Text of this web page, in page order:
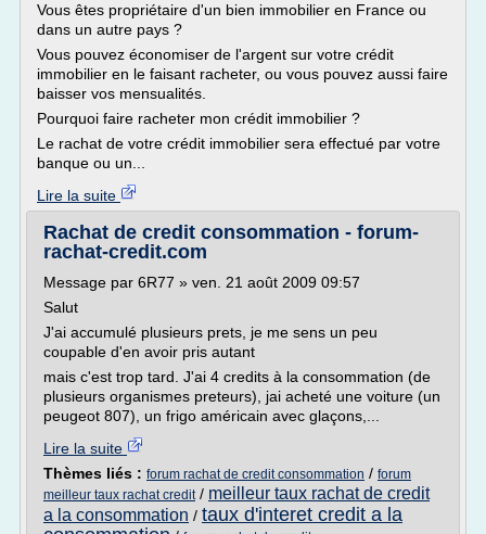
Vous êtes propriétaire d'un bien immobilier en France ou
dans un autre pays ?
Vous pouvez économiser de l'argent sur votre crédit
immobilier en le faisant racheter, ou vous pouvez aussi faire
baisser vos mensualités.
Pourquoi faire racheter mon crédit immobilier ?
Le rachat de votre crédit immobilier sera effectué par votre
banque ou un...
Lire la suite
Rachat de credit consommation - forum-
rachat-credit.com
Message par 6R77 » ven. 21 août 2009 09:57
Salut
J'ai accumulé plusieurs prets, je me sens un peu
coupable d'en avoir pris autant
mais c'est trop tard. J'ai 4 credits à la consommation (de
plusieurs organismes preteurs), jai acheté une voiture (un
peugeot 807), un frigo américain avec glaçons,...
Lire la suite
Thèmes liés : forum rachat de credit consommation / forum
meilleur taux rachat credit/ meilleur taux rachat de credit
a la consommation / taux d'interet credit a la